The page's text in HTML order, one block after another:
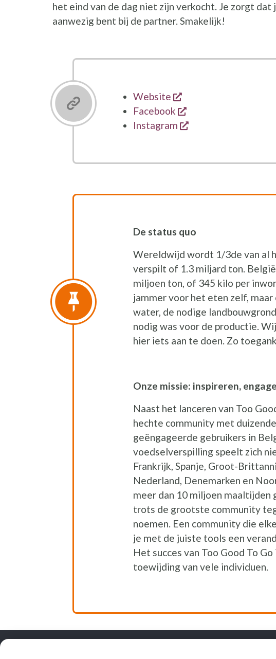
het eind van de dag niet zijn verkocht. Je zorgt
aanwezig bent bij de partner. Smakelijk!
Website
opent een nieuw
Facebook
opent een nieuw
Instagram
opent een nieuw
De status quo
Wereldwijd wordt 1/3de van al
verspilt of 1.3 miljard ton.
miljoen ton, of 345 kilo per
jammer voor het eten zelf,
water, de nodige
nodig was voor de productie.
hier iets aan te doen. Zo
Onze missie: inspireren,
Naast het lanceren van Too
hechte community met
geëngageerde gebruikers in
voedselverspilling speelt zich
Frankrijk, Spanje, Groot-
Nederland, Denemarken en
meer dan 10 miljoen maaltijden
trots de grootste community
noemen. Een community die
je met de juiste tools een
Het succes van Too Good To
toewijding van vele individuen.